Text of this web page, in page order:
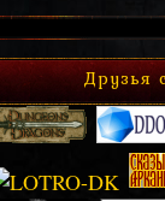
Друзья